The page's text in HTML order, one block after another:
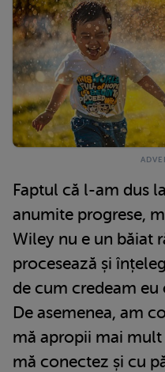
Faptul că l-am dus
anumite progrese,
Wiley nu e un băiat
procesează și
de cum credeam eu
De asemenea, am
mă apropii mai mult
mă conectez și cu